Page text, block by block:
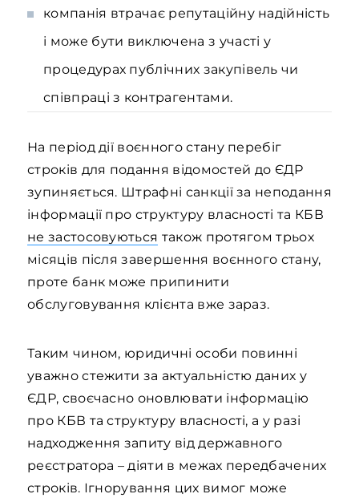
компанія втрачає репутаційну надійність
і може бути виключена з участі у
процедурах публічних закупівель чи
співпраці з контрагентами.
На період дії воєнного стану перебіг
строків для подання відомостей до ЄДР
зупиняється. Штрафні санкції за неподання
інформації про структуру власності та КБВ
не застосовуються також протягом трьох
місяців після завершення воєнного стану,
проте банк може припинити
обслуговування клієнта вже зараз.
Таким чином, юридичні особи повинні
уважно стежити за актуальністю даних у
ЄДР, своєчасно оновлювати інформацію
про КБВ та структуру власності, а у разі
надходження запиту від державного
реєстратора – діяти в межах передбачених
строків. Ігнорування цих вимог може